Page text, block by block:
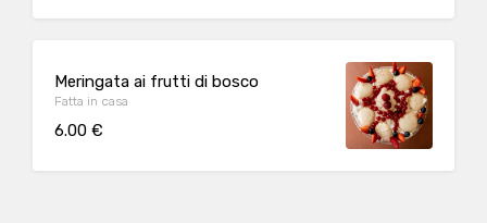
Meringata ai frutti di bosco
Fatta in casa
6.00 €